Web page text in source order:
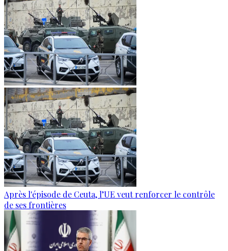
Après l'épisode de Ceuta, l’UE veut renforcer le contrôle
de ses frontières